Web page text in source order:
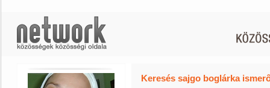
Keresés sajgo boglárka